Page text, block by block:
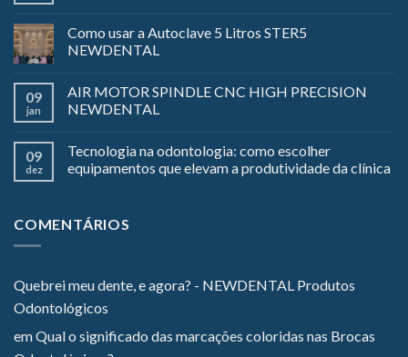
Como usar a Autoclave 5 Litros STER5
NEWDENTAL
09
jan
AIR MOTOR SPINDLE CNC HIGH PRECISION
NEWDENTAL
09
dez
Tecnologia na odontologia: como escolher
equipamentos que elevam a produtividade da clínica
COMENTÁRIOS
Quebrei meu dente, e agora? - NEWDENTAL Produtos
Odontológicos
emQual o significado das marcações coloridas nas Brocas